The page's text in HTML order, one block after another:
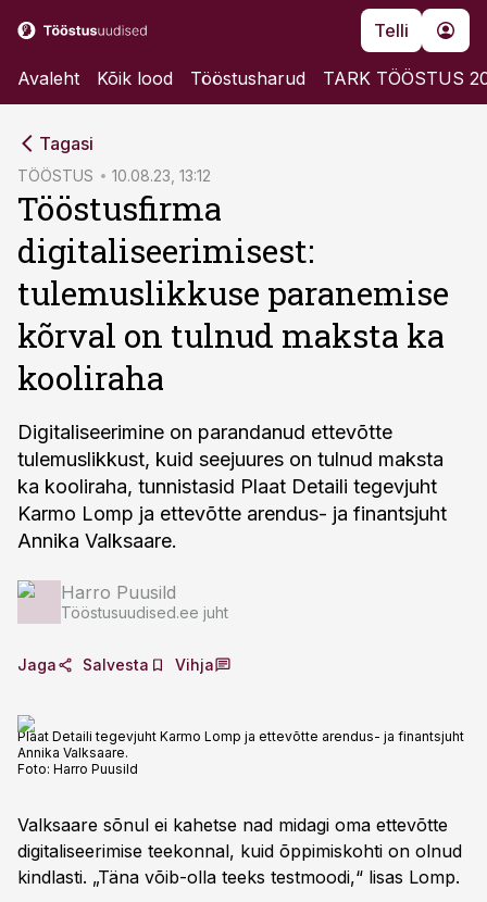
Telli
Avaleht Kõik lood Tööstusharud TARK TÖÖSTUS
Tagasi
TÖÖSTUS 10.08.23, 13:12
Tööstusfirma
digitaliseerimisest:
tulemuslikkuse paranemise
kõrval on tulnud maksta ka
kooliraha
Digitaliseerimine on parandanud ettevõtte
tulemuslikkust, kuid seejuures on tulnud maksta
ka kooliraha, tunnistasid Plaat Detaili tegevjuht
Karmo Lomp ja ettevõtte arendus- ja finantsjuht
Annika Valksaare.
Harro Puusild
Tööstusuudised.ee juht
Jaga Salvesta Vihja
Plaat Detaili tegevjuht Karmo Lomp ja ettevõtte arendus- ja finantsjuht
Annika Valksaare.
Foto: Harro Puusild
Valksaare sõnul ei kahetse nad midagi oma ettevõtte
digitaliseerimise teekonnal, kuid õppimiskohti on olnud
kindlasti. „Täna võib-olla teeks testmoodi,“ lisas Lomp.